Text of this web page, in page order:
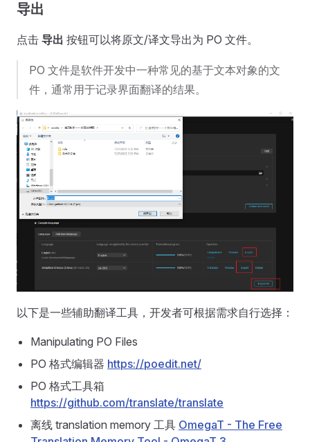
导出
点击 导出 按钮可以将原文/译文导出为 PO 文件。
PO 文件是软件开发中一种常见的基于文本对象的文
件，通常用于记录界面翻译的结果。
以下是一些辅助翻译工具，开发者可根据需求自行选择：
Manipulating PO Files
PO 格式编辑器 https://poedit.net/
PO 格式工具箱
https://github.com/translate/translate
离线 translation memory 工具 OmegaT - The Free